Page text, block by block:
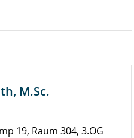
M.Sc.
19, Raum 304, 3.OG